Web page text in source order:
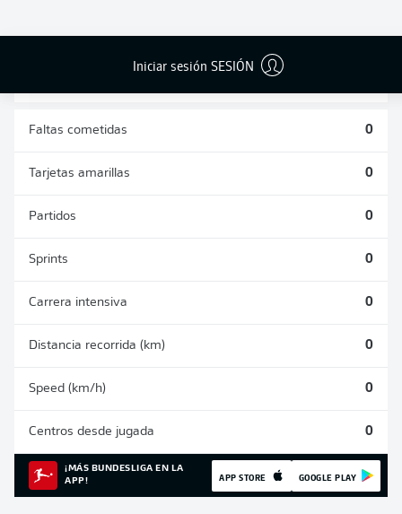
Iniciar sesión SESIÓN
DIVIDIDOS
0
AÉREOS
0
Faltas cometidas 0
Tarjetas amarillas 0
Partidos 0
Sprints 0
Carrera intensiva 0
Distancia recorrida (km) 0
Speed (km/h) 0
Centros desde jugada 0
¡MÁS BUNDESLIGA EN LA
APP!
APP STORE GOOGLE PLAY